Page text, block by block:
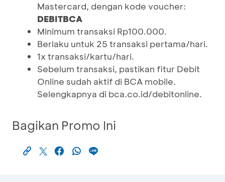
Mastercard, dengan kode voucher:
DEBITBCA
Minimum transaksi Rp100.000.
Berlaku untuk 25 transaksi pertama/hari.
1x transaksi/kartu/hari.
Sebelum transaksi, pastikan fitur Debit
Online sudah aktif di BCA mobile.
Selengkapnya di bca.co.id/debitonline.
Bagikan Promo Ini